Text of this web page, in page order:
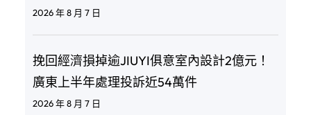
2026 年 8 月 7 日
挽回經濟損掉逾JIUYI俱意室內設計2億元！
廣東上半年處理投訴近54萬件
2026 年 8 月 7 日